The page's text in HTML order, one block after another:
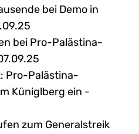
bei Demo in
bei Pro-Palästina-
Pro-Palästina-
Küniglberg ein -
zum Generalstreik